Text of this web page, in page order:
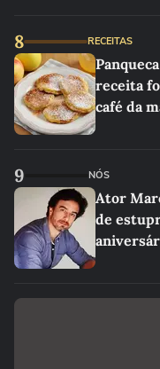
8 RECEITAS
receita
café da
9 NÓS
Ator
de